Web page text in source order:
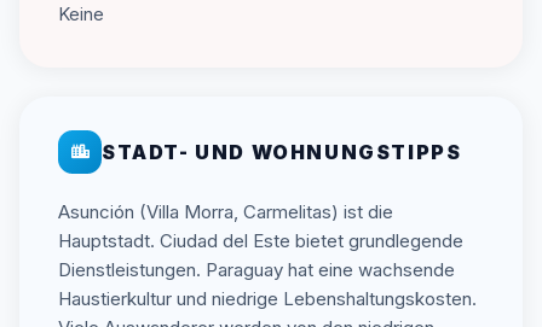
Keine
STADT- UND WOHNUNGSTIPPS
Asunción (Villa Morra, Carmelitas) ist die
Hauptstadt. Ciudad del Este bietet grundlegende
Dienstleistungen. Paraguay hat eine wachsende
Haustierkultur und niedrige Lebenshaltungskosten.